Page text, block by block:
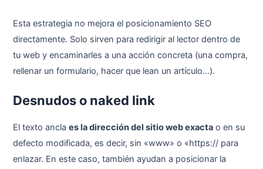
Esta estrategia no mejora el posicionamiento SEO
directamente. Solo sirven para redirigir al lector dentro de
tu web y encaminarles a una acción concreta (una compra,
rellenar un formulario, hacer que lean un artículo…).
Desnudos o naked link
El texto anclaes la dirección del sitio web exacta o en su
defecto modificada, es decir, sin «www» o «https:// para
enlazar. En este caso, también ayudan a posicionar la